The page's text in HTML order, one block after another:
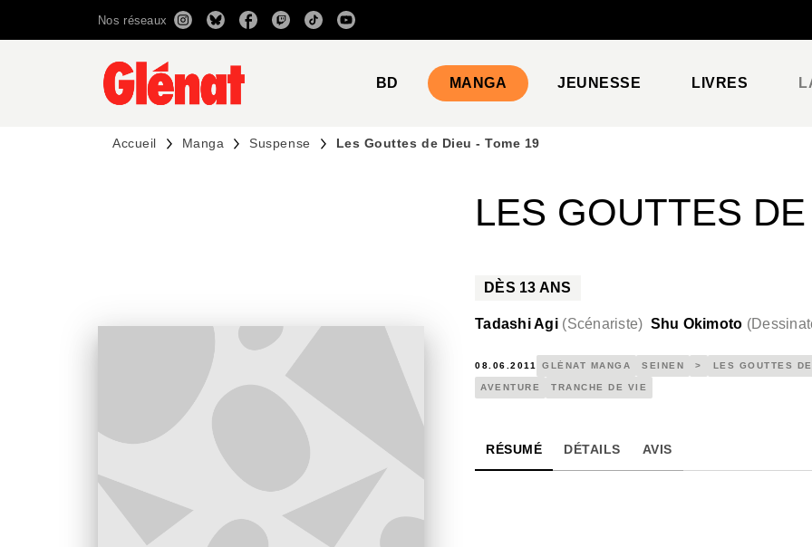
RECHERCHE CONTENU
Nos réseaux
BD MANGA JEUNESSE LIVRES
Accueil Manga Suspense Les Gouttes de Dieu - Tome 19
LES GOUTTES
DÈS 13 ANS
Tadashi Agi (Scénariste) Shu Okimoto (
08.06.2011 GLÉNAT MANGA SEINEN > LES GOUTTES
AVENTURE TRANCHE DE VIE
RÉSUMÉ DÉTAILS AVIS